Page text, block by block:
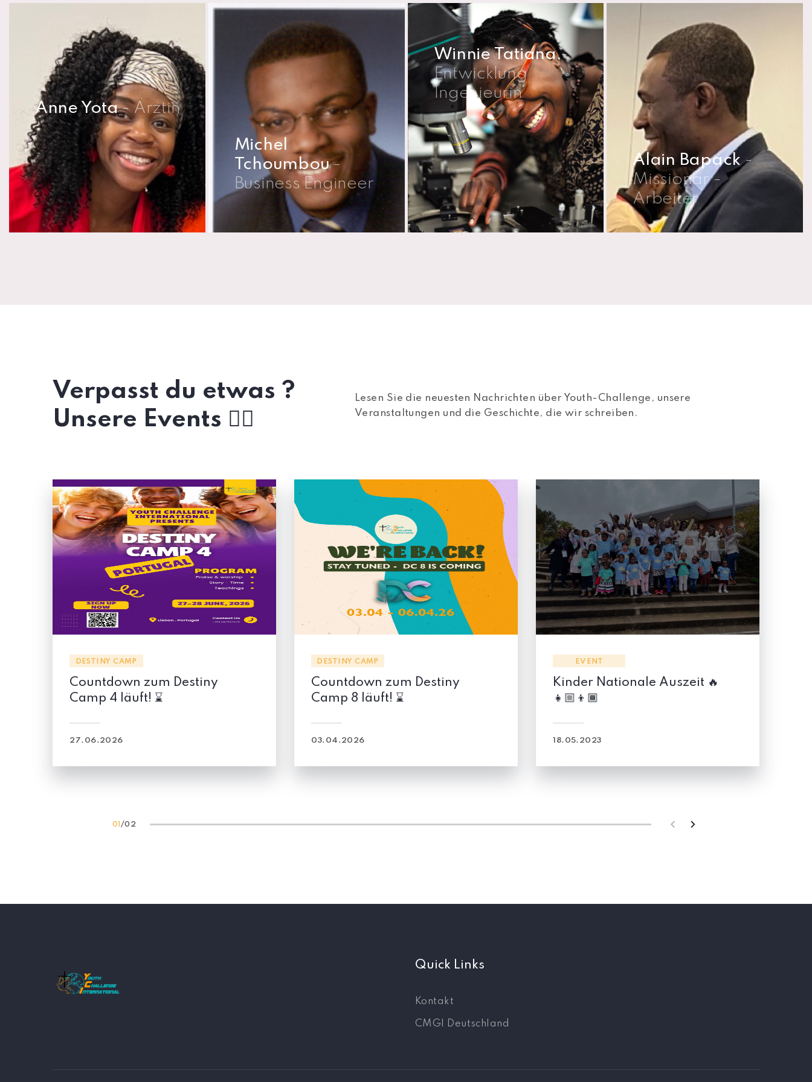
Anne Yota- Ärztin
Michel
Tchoumbou-
Business Engineer
Winnie Tatiana-
Entwicklung
Ingenieurin
Alain Bapack-
Missionar -
Arbeiter
Verpasst du etwas ?
Unsere Events 👇🏼
Lesen Sie die neuesten Nachrichten über Youth-Challenge, unsere
Veranstaltungen und die Geschichte, die wir schreiben.
DESTINY CAMP
Countdown zum Destiny
Camp 8 läuft! ⌛
03.04.2026
EVENT
Kinder Nationale Auszeit 🔥
👧🏼👦🏾
18.05.2023
YC - UNIVERSITIES
Der Effiziente Umgang Mit Der
Zeit ⏱️
12.11.2022
02/02
Quick Links
Kontakt
CMGI Deutschland